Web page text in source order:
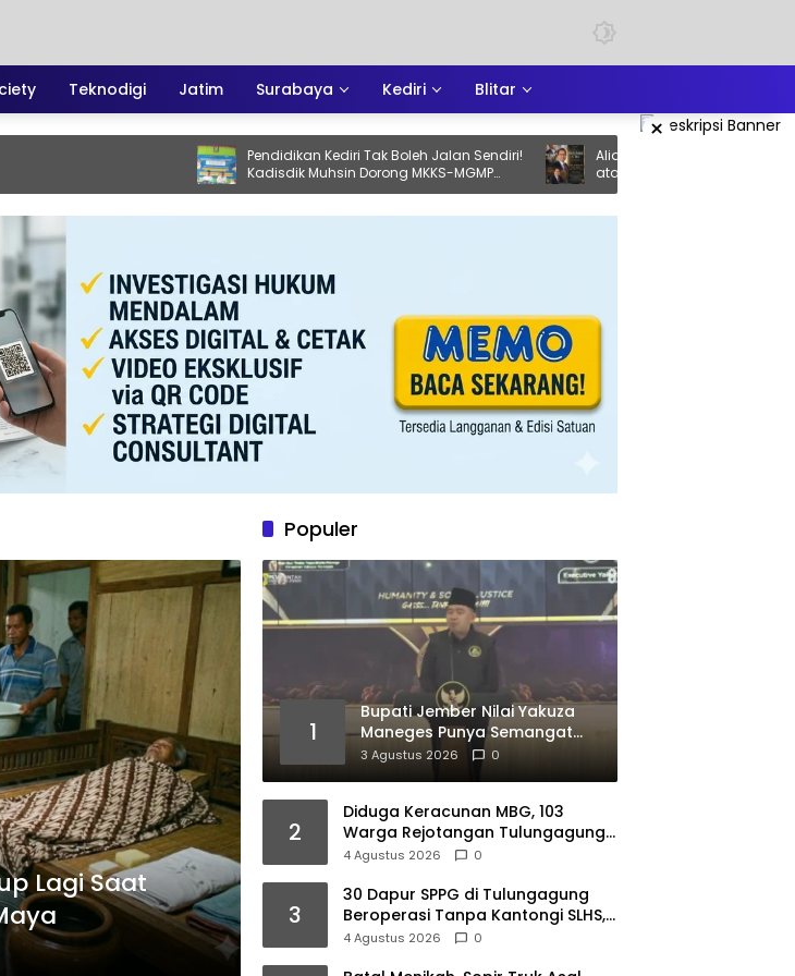
Teknodigi Jatim Surabaya Kediri Blitar
×
Pendidikan Kediri Tak Boleh Jalan Sendiri!
Kadisdik Muhsin Dorong MKKS-MGMP
Jadi Motor Perubahan
Aliansi Jurnalis Tulungagung Berduka
atas Meninggalnya Cak Sholeh, Catur
Santoso: “Beliau Pejuang Keadilan
Lagi Saat
Populer
1
Bupati Jember Nilai Yakuza
Maneges Punya Semangat
Kebersamaan, Siap Bersinergi
3 Agustus 2026 0
2
Diduga Keracunan MBG, 103
Warga Rejotangan Tulungagung
Alami Gangguan Pencernaan
4 Agustus 2026 0
3
30 Dapur SPPG di Tulungagung
Beroperasi Tanpa Kantongi SLHS,
Dinkes Terus Kejar Percepatan Izin
4 Agustus 2026 0